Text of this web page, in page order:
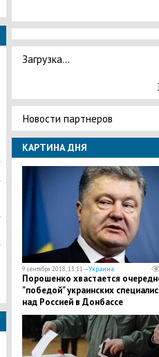
Загрузка...
Новости партнеров
КАРТИНА ДНЯ
9 сентября 2018, 13:11 —Украина
Порошенко хвастается
"победой" украинских
над Россией в Донбассе